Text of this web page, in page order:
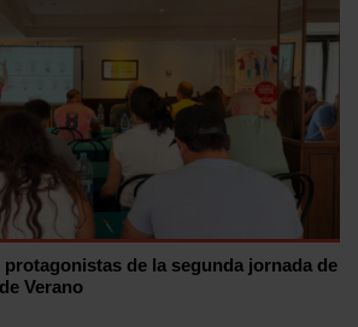
protagonistas de la segunda jornada de
Verano